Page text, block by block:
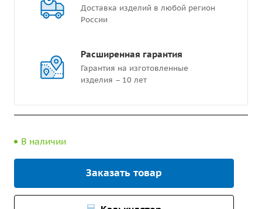
Доставка изделий в любой регион
России
Расширенная гарантия
Гарантия на изготовленные
изделия – 10 лет
В наличии
Заказать товар